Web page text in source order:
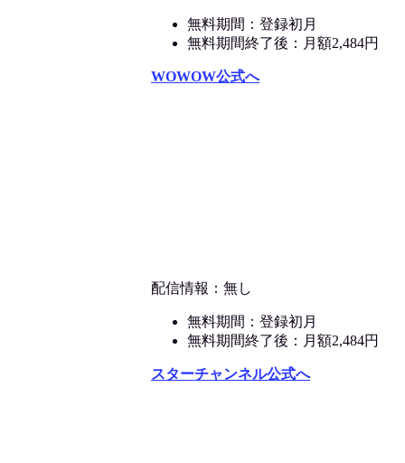
無料期間：登録初月
無料期間終了後：月額2,484円
WOWOW公式へ
配信情報：無し
無料期間：登録初月
無料期間終了後：月額2,484円
スターチャンネル公式へ